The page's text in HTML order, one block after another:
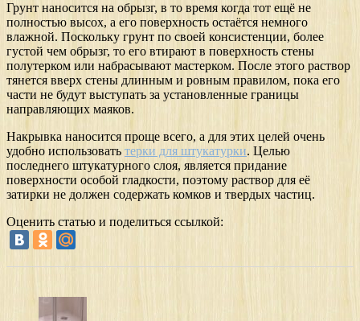
Грунт наносится на обрызг, в то время когда тот ещё не
полностью высох, а его поверхность остаётся немного
влажной. Поскольку грунт по своей консистенции, более
густой чем обрызг, то его втирают в поверхность стены
полутерком или набрасывают мастерком. После этого раствор
тянется вверх стены длинным и ровным правилом, пока его
части не будут выступать за установленные границы
направляющих маяков.
Накрывка наносится проще всего, а для этих целей очень
удобно использовать терки для штукатурки. Целью
последнего штукатурного слоя, является придание
поверхности особой гладкости, поэтому раствор для её
затирки не должен содержать комков и твердых частиц.
Оценить статью и поделиться ссылкой: